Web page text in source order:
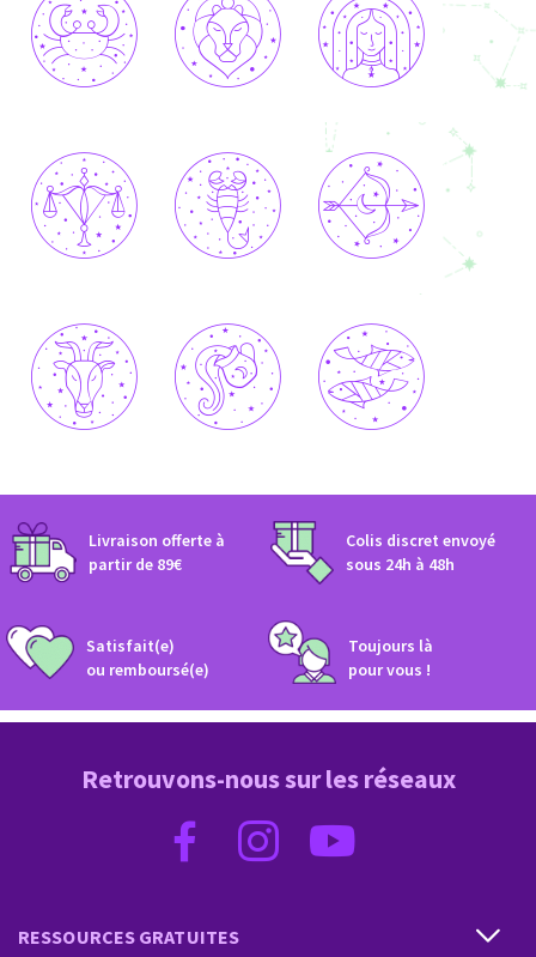
Livraison offerte à
partir de 89€
Colis discret envoyé​
sous 24h à 48h​
Satisfait(e)
ou remboursé(e)​
Toujours là
pour vous !
RESSOURCES GRATUITES
Retrouvons-nous sur les réseaux